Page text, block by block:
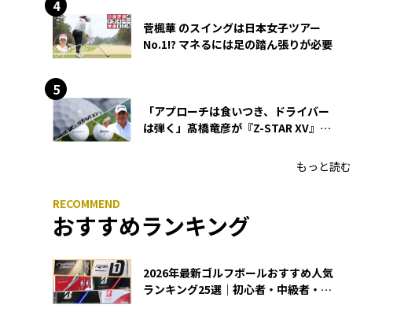
菅楓華 のスイングは日本女子ツアー
No.1!? マネるには足の踏ん張りが必要
「アプローチは食いつき、ドライバー
は弾く」髙橋竜彦が『Z-STAR XV』を
もっと読む
おすすめランキング
2026年最新ゴルフボールおすすめ人気
ランキング25選｜初心者・中級者・上